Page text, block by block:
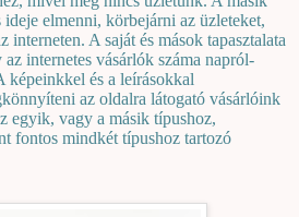
elmenni, körbejárni az üzleteket,
interneten. A saját és mások tapasztalata
internetes vásárlók száma napról-
képeinkkel és a leírásokkal
az oldalra látogató vásárlóink
egyik, vagy a másik típushoz,
fontos mindkét típushoz tartozó